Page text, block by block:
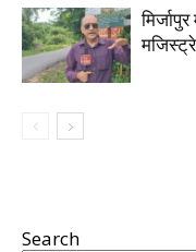
Search